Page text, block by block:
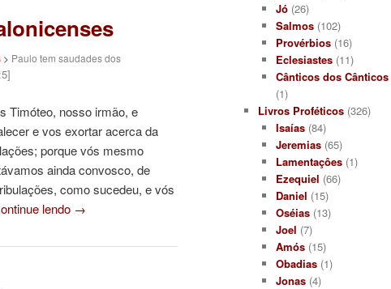
> Paulo tem saudades dos
Timóteo, nosso irmão, e
e vos exortar acerca da
porque vós mesmo
ainda convosco, de
como sucedeu, e vós
lendo →
Jó (26)
Salmos (102)
Provérbios (16)
Eclesiastes (11)
Cânticos dos Cânticos
(1)
Livros Proféticos(326)
Isaías (84)
Jeremias (65)
Lamentaçôes (1)
Ezequiel (66)
Daniel (15)
Oséias (13)
Joel (7)
Amós (15)
Obadias (1)
Jonas (4)